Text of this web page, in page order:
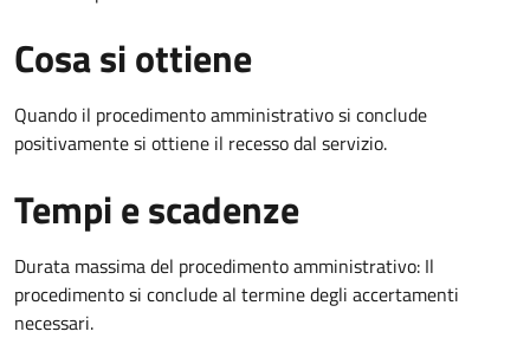
Cosa si ottiene
Quando il procedimento amministrativo si conclude
positivamente si ottiene il recesso dal servizio.
Tempi e scadenze
Durata massima del procedimento amministrativo: Il
procedimento si conclude al termine degli accertamenti
necessari.